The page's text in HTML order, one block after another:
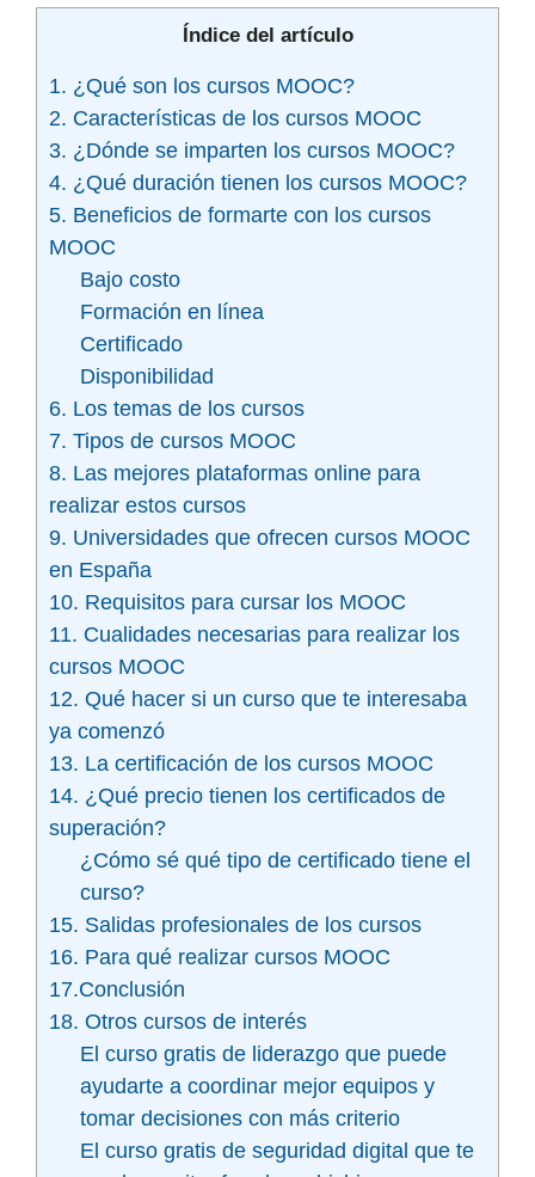
Índice del artículo
1. ¿Qué son los cursos MOOC?
2. Características de los cursos MOOC
3. ¿Dónde se imparten los cursos MOOC?
4. ¿Qué duración tienen los cursos MOOC?
5. Beneficios de formarte con los cursos
MOOC
Bajo costo
Formación en línea
Certificado
Disponibilidad
6. Los temas de los cursos
7. Tipos de cursos MOOC
8. Las mejores plataformas online para
realizar estos cursos
9. Universidades que ofrecen cursos MOOC
en España
10. Requisitos para cursar los MOOC
11. Cualidades necesarias para realizar los
cursos MOOC
12. Qué hacer si un curso que te interesaba
ya comenzó
13. La certificación de los cursos MOOC
14. ¿Qué precio tienen los certificados de
superación?
¿Cómo sé qué tipo de certificado tiene el
curso?
15. Salidas profesionales de los cursos
16. Para qué realizar cursos MOOC
17.Conclusión
18. Otros cursos de interés
El curso gratis de liderazgo que puede
ayudarte a coordinar mejor equipos y
tomar decisiones con más criterio
El curso gratis de seguridad digital que te